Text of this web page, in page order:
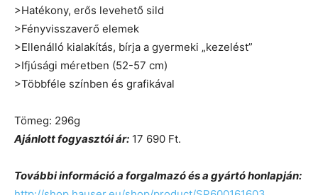
>Hatékony, erős levehető sild
>Fényvisszaverő elemek
>Ellenálló kialakítás, bírja a gyermeki „kezelést”
>Ifjúsági méretben (52-57 cm)
>Többféle színben és grafikával
Tömeg: 296g
Ajánlott fogyasztói ár: 17 690 Ft.
További információ a forgalmazó és a gyártó honlapján: